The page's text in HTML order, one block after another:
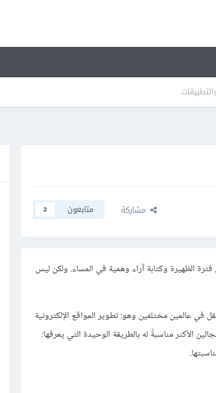
مشاركة متابعون 2
الظهيرة وكتابة آراء وهمية في المساء. ولكن ليس
في عالمين مختلفين وهو: تطوير المواقع الإلكترونية
الأكثر مناسبةً له بالطريقة الوحيدة التي يعرفها: